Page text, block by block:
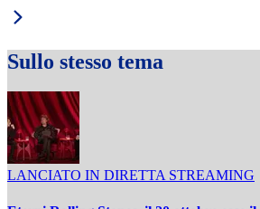
Sullo stesso tema
LANCIATO IN DIRETTA STREAMING